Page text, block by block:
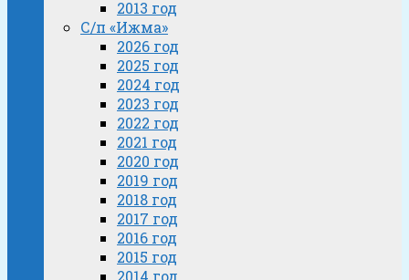
2013 год
С/п «Ижма»
2026 год
2025 год
2024 год
2023 год
2022 год
2021 год
2020 год
2019 год
2018 год
2017 год
2016 год
2015 год